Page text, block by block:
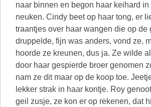
naar binnen en begon haar keihard
neuken. Cindy beet op haar tong, er
traantjes over haar wangen die op de
druppelde, fijn was anders, vond ze,
hoorde ze kreunen, dus ja. Ze wilde
door haar gespierde broer genomen
nam ze dit maar op de koop toe.
lekker strak in haar kontje. Roy
geil zusje, ze kon er op rekenen, dat